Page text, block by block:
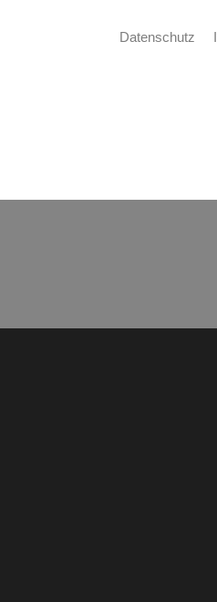
Datenschutz